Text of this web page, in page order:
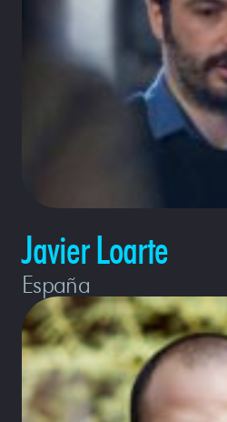
Javier Loarte
España